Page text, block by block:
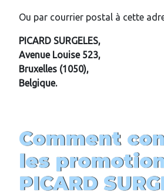
Ou par courrier postal à cette
PICARD SURGELES,
Avenue Louise 523,
Bruxelles (1050),
Belgique.
Comment
les
PICARD